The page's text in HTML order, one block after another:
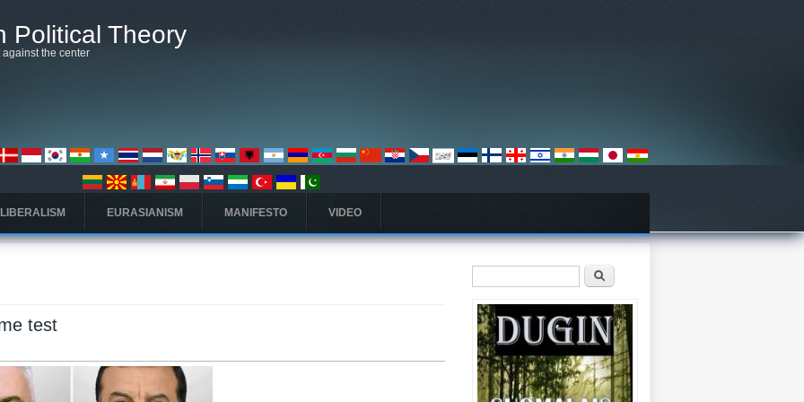
Political Theory
the center
EURASIANISM MANIFESTO VIDEO
test
Hakulomake